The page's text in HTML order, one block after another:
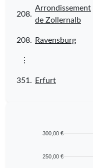
208.
Arrondissement
de Zollernalb
208. Ravensburg
⋮
351. Erfurt
300,00 €
250,00 €